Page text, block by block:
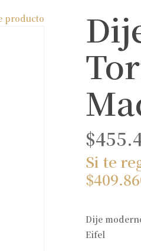
producto
$
Si te
$
Dije
Eifel